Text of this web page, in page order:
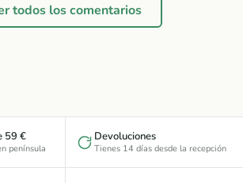
todos los comentarios
59 €
península
Devoluciones
Tienes 14 días desde la recepción